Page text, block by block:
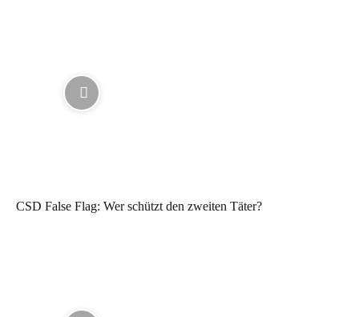
CSD False Flag: Wer schützt den zweiten Täter?